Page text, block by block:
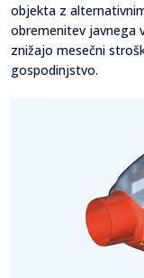
objekta z
obremenitev javnega
znižajo mesečni
gospodinjstvo.